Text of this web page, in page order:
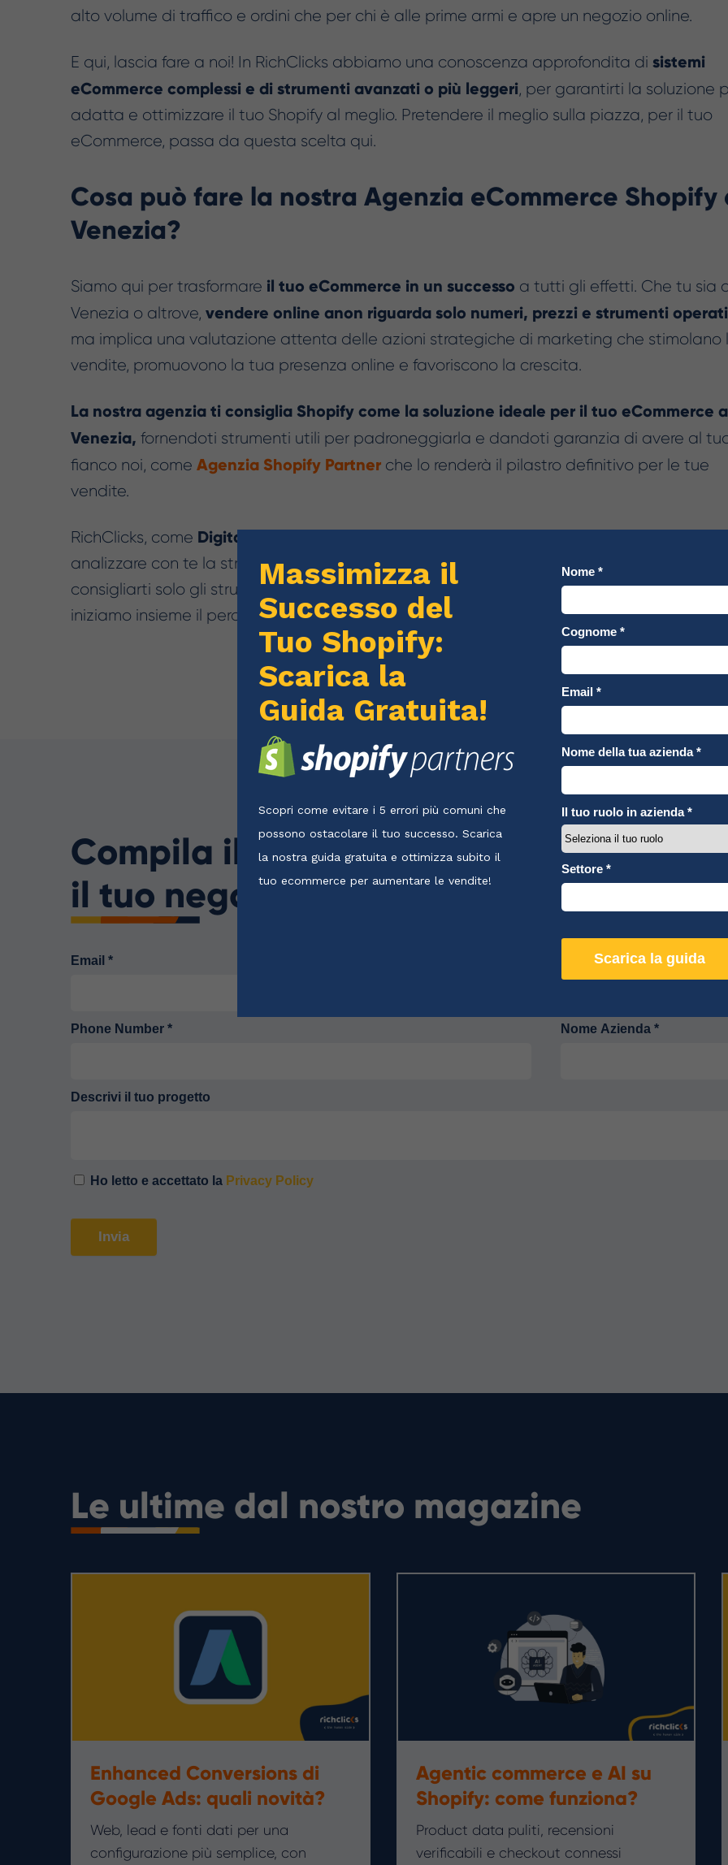
alto volume di traffico e ordini che per chi è alle prime armi e apre un negozio online.
E qui, lascia fare a noi! In RichClicks abbiamo una conoscenza approfondita di sistemi
eCommerce complessi e di strumenti avanzati o più leggeri, per garantirti la soluzione
adatta e ottimizzare il tuo Shopify al meglio. Pretendere il meglio sulla piazza, per il tuo
eCommerce, passa da questa scelta qui.
Cosa può fare la nostra Agenzia eCommerce Shopify
Venezia?
Siamo qui per trasformare il tuo eCommerce in un successo a tutti gli effetti. Che tu sia
Venezia o altrove, vendere online anon riguarda solo numeri, prezzi e strumenti
ma implica una valutazione attenta delle azioni strategiche di marketing che stimolano
vendite, promuovono la tua presenza online e favoriscono la crescita.
La nostra agenzia ti consiglia Shopify come la soluzione ideale per il tuo eCommerce a
Venezia, fornendoti strumenti utili per padroneggiarla e dandoti garanzia di avere al
fianco noi, come Agenzia Shopify Partner che lo renderà il pilastro definitivo per le tue
vendite.
RichClicks, come Digital Marketing Agency
analizzare con te la strategia più adatta alle tue esigenze di retail in rete. Siamo qui per
consigliarti solo gli strumenti per la vendita online di cui hai davvero bisogno: contattaci
iniziamo insieme il percorso per il successo del tuo business online!
Compila il form per scoprire come
il tuo negozio su Shopify
Le ultime dal nostro magazine
Enhanced Conversions di
Google Ads: quali novità?
Web, lead e fonti dati per una
configurazione più semplice, con
Agentic commerce e AI su
Shopify: come funziona?
Product data puliti, recensioni
verificabili e checkout connessi